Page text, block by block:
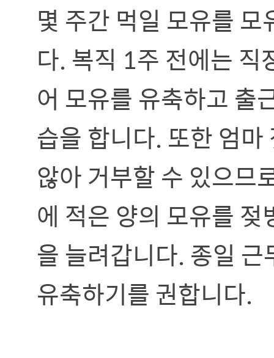
몇 주간 먹일 모유를
다. 복직 1주 전에는 직
어 모유를 유축하고 출
습을 합니다. 또한 엄
않아 거부할 수 있으므
에 적은 양의 모유를
을 늘려갑니다. 종일
유축하기를 권합니다.